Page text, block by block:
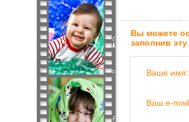
Вы можете
заполнив
Ваше имя:
Ваш e-